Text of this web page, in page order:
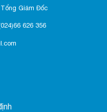
Giám Đốc
626 356